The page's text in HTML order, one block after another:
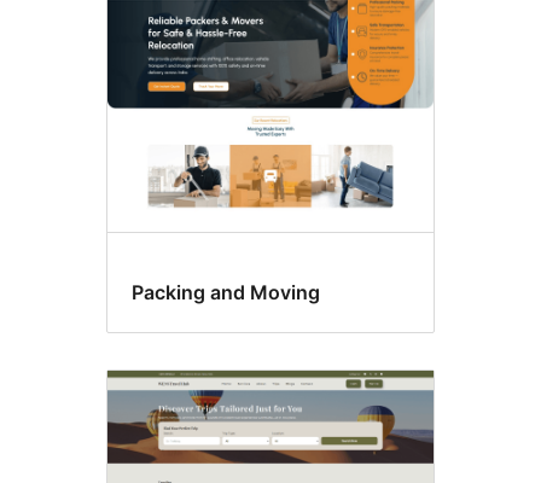
Packing and Moving